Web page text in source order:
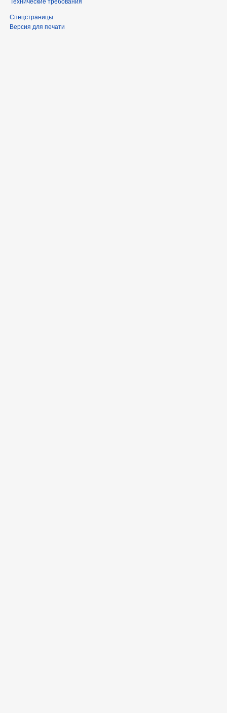
Технические требования
Спецстраницы
Версия для печати